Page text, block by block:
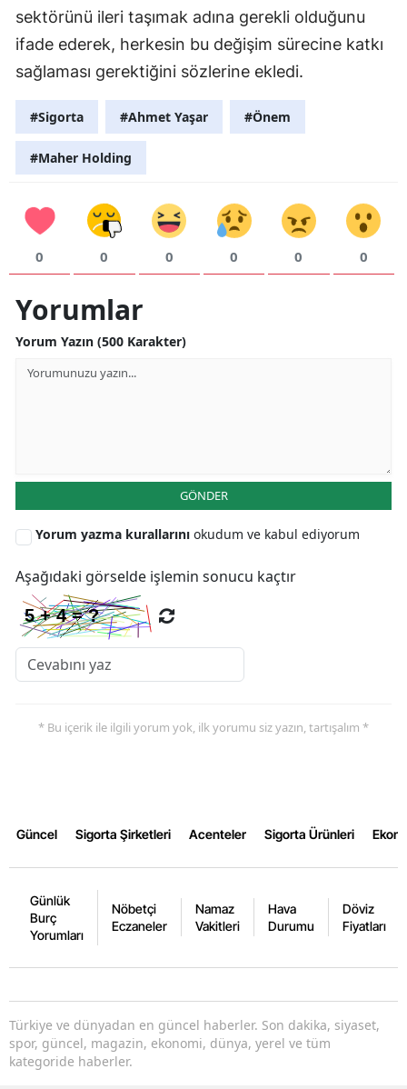
sektörünü ileri taşımak adına gerekli olduğunu
ifade ederek, herkesin bu değişim sürecine katkı
sağlaması gerektiğini sözlerine ekledi.
#Sigorta #Ahmet Yaşar #Önem
#Maher Holding
0 0 0 0 0 0
Yorumlar
Yorum Yazın (500 Karakter)
GÖNDER
Yorum yazma kurallarını okudum ve kabul ediyorum
Aşağıdaki görselde işlemin sonucu kaçtır
* Bu içerik ile ilgili yorum yok, ilk yorumu siz yazın, tartışalım *
Güncel Sigorta Şirketleri Acenteler Sigorta Ürünleri
Günlük
Burç
Yorumları
Nöbetçi
Eczaneler
Namaz
Vakitleri
Hava
Durumu
Döviz
Fiyatları
Türkiye ve dünyadan en güncel haberler. Son dakika, siyaset,
spor, güncel, magazin, ekonomi, dünya, yerel ve tüm
kategoride haberler.